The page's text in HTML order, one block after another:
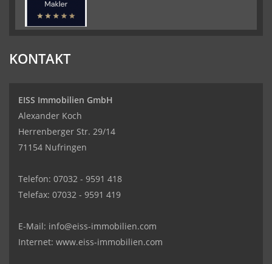
KONTAKT
EISS Immobilien GmbH
Alexander Koch
Herrenberger Str. 29/14
71154 Nufringen
Telefon: 07032 - 9591 418
Telefax: 07032 - 9591 419
E-Mail: info@eiss-immobilien.com
Internet: www.eiss-immobilien.com
SEHR GUT